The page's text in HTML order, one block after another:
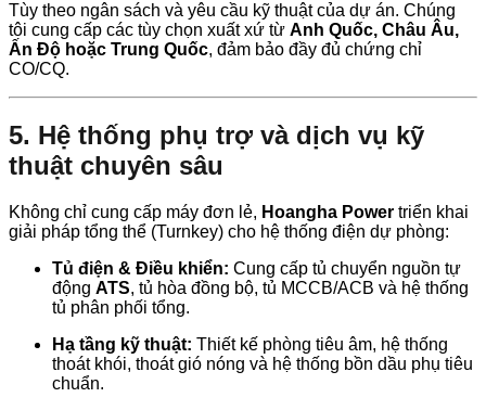
Tùy theo ngân sách và yêu cầu kỹ thuật của dự án. Chúng
tôi cung cấp các tùy chọn xuất xứ từ Anh Quốc, Châu Âu,
Ấn Độ hoặc Trung Quốc, đảm bảo đầy đủ chứng chỉ
CO/CQ.
5. Hệ thống phụ trợ và dịch vụ kỹ
thuật chuyên sâu
Không chỉ cung cấp máy đơn lẻ, Hoangha Power triển khai
giải pháp tổng thể (Turnkey) cho hệ thống điện dự phòng:
Tủ điện & Điều khiển: Cung cấp tủ chuyển nguồn tự
động ATS, tủ hòa đồng bộ, tủ MCCB/ACB và hệ thống
tủ phân phối tổng.
Hạ tầng kỹ thuật: Thiết kế phòng tiêu âm, hệ thống
thoát khói, thoát gió nóng và hệ thống bồn dầu phụ tiêu
chuẩn.